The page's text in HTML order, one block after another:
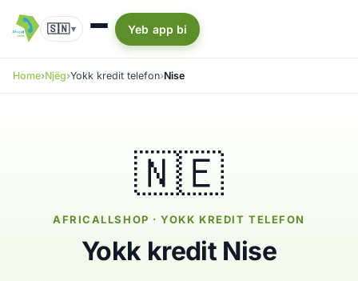
🇸🇳▾ Yeb app bi
Home Njëg Yokk kredit telefon Nise
🇳🇪
AFRICALLSHOP · YOKK KREDIT TELEFON
Yokk kredit Nise